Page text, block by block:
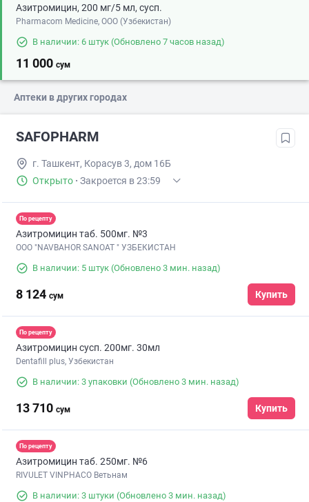
Азитромицин, 200 мг/5 мл, сусп.
Pharmacom Medicine, OOO (Узбекистан)
В наличии: 6 штук (Обновлено 7 часов назад)
11 000 сум
Аптеки в других городах
SAFOPHARM
г. Ташкент, Корасув 3, дом 16Б
Открыто · Закроется в 23:59
По рецепту
Азитромицин таб. 500мг. №3
ООО "NAVBAHOR SANOAT " УЗБЕКИСТАН
В наличии: 5 штук (Обновлено 3 мин. назад)
8 124 сум Купить
По рецепту
Азитромицин сусп. 200мг. 30мл
Dentafill plus, Узбекистан
В наличии: 3 упаковки (Обновлено 3 мин. назад)
13 710 сум Купить
По рецепту
Азитромицин таб. 250мг. №6
RIVULET VINPHACO Ветьнам
В наличии: 3 штуки (Обновлено 3 мин. назад)